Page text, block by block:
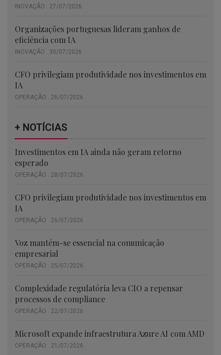
INOVAÇÃO . 27/07/2026
Organizações portuguesas lideram ganhos de
eficiência com IA
INOVAÇÃO . 30/07/2026
CFO privilegiam produtividade nos investimentos em
IA
OPERAÇÃO . 26/07/2026
+ NOTÍCIAS
Investimentos em IA ainda não geram retorno
esperado
OPERAÇÃO . 28/07/2026
CFO privilegiam produtividade nos investimentos em
IA
OPERAÇÃO . 26/07/2026
Voz mantém-se essencial na comunicação
empresarial
OPERAÇÃO . 25/07/2026
Complexidade regulatória leva CIO a repensar
processos de compliance
OPERAÇÃO . 22/07/2026
Microsoft expande infraestrutura Azure AI com AMD
OPERAÇÃO . 21/07/2026